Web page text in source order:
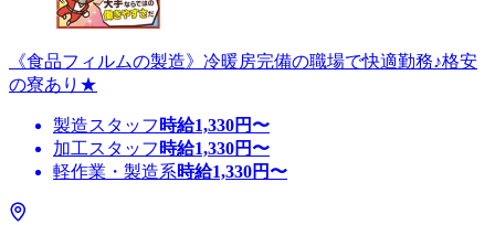
《食品フィルムの製造》冷暖房完備の職場で快適勤務♪格安
の寮あり★
製造スタッフ 時給1,330円〜
加工スタッフ 時給1,330円〜
軽作業・製造系時給1,330円〜